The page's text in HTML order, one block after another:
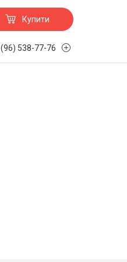
Купити
538-77-76